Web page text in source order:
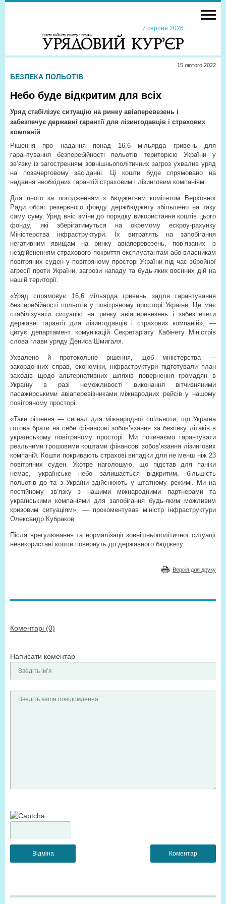
7 серпня 2026
15 лютого 2022
БЕЗПЕКА ПОЛЬОТІВ
Небо буде відкритим для всіх
Уряд стабілізує ситуацію на ринку авіаперевезень і
забезпечує державні гарантії для лізингодавців і страхових
компаній
Рішення про надання понад 16,6 мільярда гривень для
гарантування безперебійності польотів територією України у
зв’язку із загостренням зовнішньополітичних загроз ухвалив уряд
на позачерговому засіданні. Ці кошти буде спрямовано на
надання необхідних гарантій страховим і лізинговим компаніям.
Для цього за погодженням з бюджетним комітетом Верховної
Ради обсяг резервного фонду держбюджету збільшено на таку
саму суму. Уряд вніс зміни до порядку використання коштів цього
фонду, які зберігатимуться на окремому ескроу-рахунку
Міністерства інфраструктури. Їх витратять на запобігання
негативним явищам на ринку авіаперевезень, пов’язаних із
нездійсненням страхового покриття експлуатантам або власникам
повітряних суден у повітряному просторі України під час збройної
агресії проти України, загрози нападу та будь-яких воєнних дій на
нашій території.
«Уряд спрямовує 16,6 мільярда гривень задля гарантування
безперебійності польотів у повітряному просторі України. Це має
стабілізувати ситуацію на ринку авіаперевезень і забезпечити
державні гарантії для лізингодавців і страхових компаній», —
цитує департамент комунікацій Секретаріату Кабінету Міністрів
слова глави уряду Дениса Шмигаля.
Ухвалено й протокольне рішення, щоб міністерства —
закордонних справ, економіки, інфраструктури підготували план
заходів щодо альтернативних шляхів повернення громадян в
Україну в разі неможливості виконання вітчизняними
пасажирськими авіаперевізниками міжнародних рейсів у нашому
повітряному просторі.
«Таке рішення — сигнал для міжнародної спільноти, що Україна
готова брати на себе фінансові зобов’язання за безпеку літаків в
українському повітряному просторі. Ми починаємо гарантувати
реальними грошовими коштами фінансові зобов’язання лізингових
компаній. Кошти покривають страхові випадки для не менш ніж 23
повітряних суден. Укотре наголошую, що підстав для паніки
немає, українське небо залишається відкритим, більшість
польотів до та з України здійснюють у штатному режимі. Ми на
постійному зв’язку з нашими міжнародними партнерами та
українськими компаніями для запобігання будь-яким можливим
кризовим ситуаціям», — прокоментував міністр інфраструктури
Олександр Кубраков.
Після врегулювання та нормалізації зовнішньополітичної ситуації
невикористані кошти повернуть до державного бюджету.
Версія для друку
Коментарі (0)
Написати коментар